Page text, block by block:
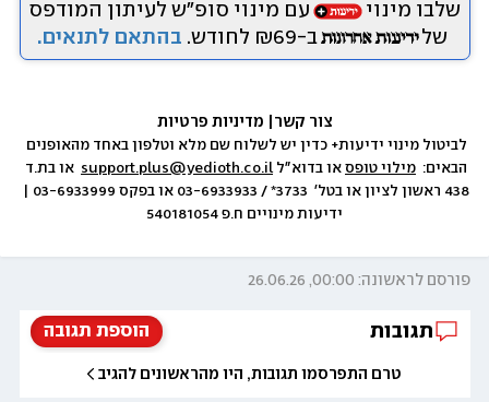
שלבו מינוי
עם מינוי סופ״ש לעיתון המודפס
של
ב-₪69 לחודש. בהתאם לתנאים.
צור קשר
הבאים: מילוי טופס או בדוא״ל support.plus@yedioth.co.il
ידיעות מינויים ח.פ 540181054
פורסם לראשונה: 00:00, 26.06.26
הוספת תגובה תגובות
טרם התפרסמו תגובות, היו מהראשונים להגיב